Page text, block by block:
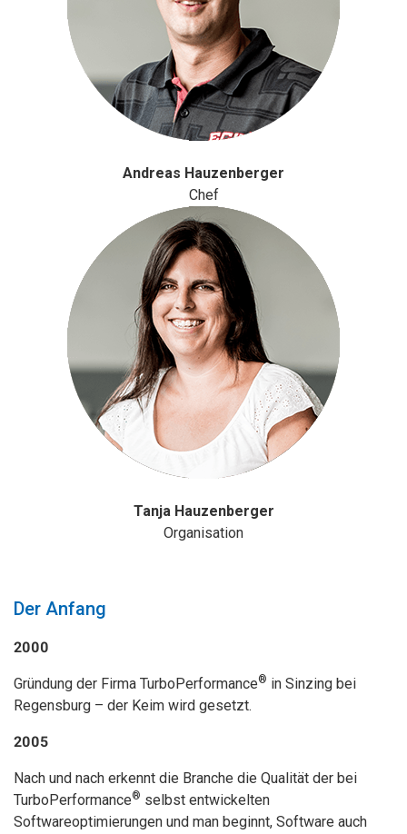
Andreas Hauzenberger
Chef
Tanja Hauzenberger
Organisation
Der Anfang
2000
Gründung der Firma TurboPerformance® in Sinzing bei
Regensburg – der Keim wird gesetzt.
2005
Nach und nach erkennt die Branche die Qualität der bei
TurboPerformance® selbst entwickelten
Softwareoptimierungen und man beginnt, Software auch